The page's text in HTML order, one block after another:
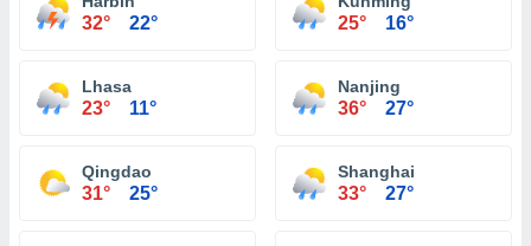
32° 22° 25° 16°
Lhasa
23° 11°
Nanjing
36° 27°
Qingdao
31° 25°
Shanghai
33° 27°